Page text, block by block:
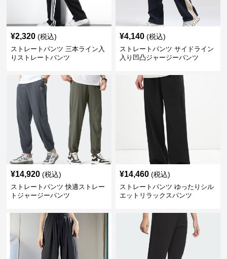
¥2,320 (税込)
ストレートパンツ 三本ライン入
りストレートパンツ
¥4,140 (税込)
ストレートパンツ サイドライン
入り凹凸ジャージーパンツ
¥14,920 (税込)
ストレートパンツ 快適ストレー
トジャージーパンツ
¥14,460 (税込)
ストレートパンツ ゆったりシル
エットリラックスパンツ